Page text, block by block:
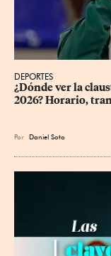
DEPORTES
¿Dónde ver la
2026? Horario,
Por Daniel Soto